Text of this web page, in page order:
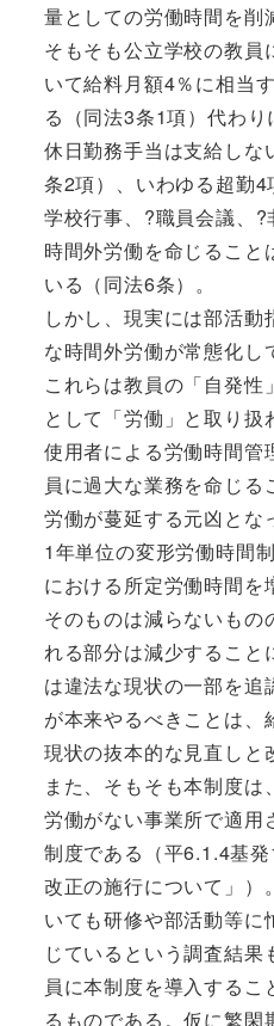
量としての労働時間を削
そもそも公立学校の教員
いて給料月額4％に相当
る（同法3条1項）代わ
休日勤務手当は支給しな
条2項）、いわゆる超勤
学校行事、?職員会議、
時間外労働を命じること
いる（同法6条）。
しかし、現実には部活
な時間外労働が常態化し
これらは教員の「自発性
として「労働」と取り扱
使用者による労働時間管
員に過大な業務を命じ
労働が蔓延する元凶とな
1年単位の変形労働時間
における所定労働時間を
そのものは減らないもの
れる部分は減少すること
は違法な現状の一部を
が本来やるべきことは、
現状の抜本的な見直しと
また、そもそも本制度
労働がない事業所で適用
制度である（平6.1.4基
改正の施行について」）
いても研修や部活動等に
じているという調査結
員に本制度を導入する
るものである。仮に繁閑